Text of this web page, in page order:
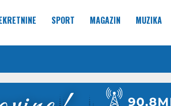
SPORT MAGAZIN MUZIKA